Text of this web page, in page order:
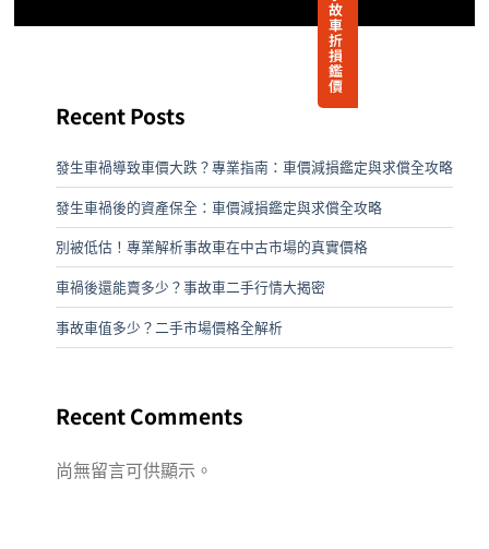
故
車
折
損
鑑
價
Recent Posts
發生車禍導致車價大跌？專業指南：車價減損鑑定與求償全攻略
發生車禍後的資產保全：車價減損鑑定與求償全攻略
別被低估！專業解析事故車在中古市場的真實價格
車禍後還能賣多少？事故車二手行情大揭密
事故車值多少？二手市場價格全解析
Recent Comments
尚無留言可供顯示。